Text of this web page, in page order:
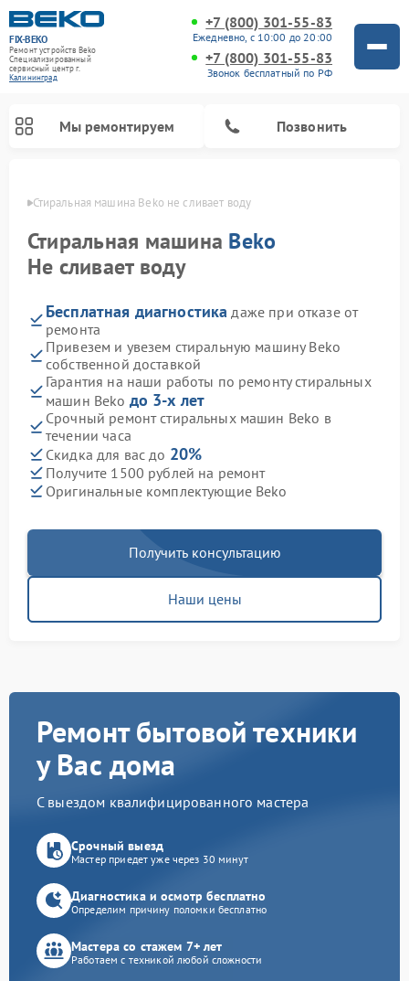
FIX-BEKO
Ремонт устройств Beko
Специализированный
cервисный центр г.
Калининград
+7 (800) 301-55-83
Ежедневно, с 10:00 до 20:00
+7 (800) 301-55-83
Звонок бесплатный по РФ
Мы ремонтируем Позвонить
Стиральная машина Beko не сливает воду
Стиральная машина Beko
Не сливает воду
Бесплатная диагностика даже при отказе от
ремонта
Привезем и увезем стиральную машину Beko
собственной доставкой
Гарантия на наши работы по ремонту стиральных
машин Beko до 3-х лет
Срочный ремонт стиральных машин Beko в
течении часа
Скидка для вас до 20%
Получите 1500 рублей на ремонт
Оригинальные комплектующие Beko
Получить консультацию
Наши цены
Ремонт бытовой техники
у Вас дома
С выездом квалифицированного мастера
Срочный выезд
Мастер приедет уже через 30 минут
Диагностика и осмотр бесплатно
Определим причину поломки бесплатно
Мастера со стажем 7+ лет
Работаем с техникой любой сложности